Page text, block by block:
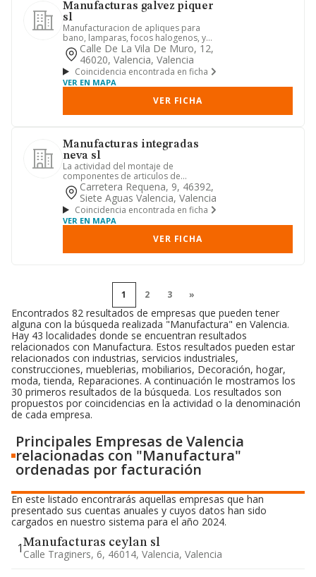
Manufacturas galvez piquer
sl
Manufacturacion de apliques para
bano, lamparas, focos halogenos, y
articulos de ferreteria
Calle De La Vila De Muro, 12,
46020, Valencia, Valencia
Coincidencia encontrada en ficha
VER EN MAPA
VER FICHA
Manufacturas integradas
neva sl
La actividad del montaje de
componentes de articulos de
cerrajeria, electronicos y circuitos
integr...
Carretera Requena, 9, 46392,
Siete Aguas Valencia, Valencia
Coincidencia encontrada en ficha
VER EN MAPA
VER FICHA
1 2 3 »
Encontrados 82 resultados de empresas que pueden tener
alguna con la búsqueda realizada "Manufactura" en Valencia.
Hay 43 localidades donde se encuentran resultados
relacionados con Manufactura. Estos resultados pueden estar
relacionados con industrias, servicios industriales,
construcciones, mueblerias, mobiliarios, Decoración, hogar,
moda, tienda, Reparaciones. A continuación le mostramos los
30 primeros resultados de la búsqueda. Los resultados son
propuestos por coincidencias en la actividad o la denominación
de cada empresa.
Principales Empresas de Valencia
relacionadas con "Manufactura"
ordenadas por facturación
En este listado encontrarás aquellas empresas que han
presentado sus cuentas anuales y cuyos datos han sido
cargados en nuestro sistema para el año 2024.
1Manufacturas ceylan sl
Calle Traginers, 6, 46014, Valencia, Valencia